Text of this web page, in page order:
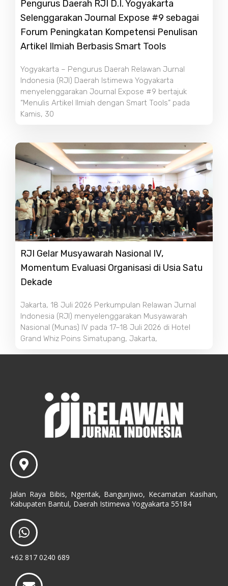
Pengurus Daerah RJI D.I. Yogyakarta
Selenggarakan Journal Expose #9 sebagai
Forum Peningkatan Kompetensi Penulisan
Artikel Ilmiah Berbasis Smart Tools
Yogyakarta – Pengurus Daerah Relawan Jurnal
Indonesia (RJI) Daerah Istimewa Yogyakarta
menyelenggarakan Journal Expose #9 bertajuk
“Menulis Artikel Ilmiah dengan Smart Tools” pada
Kamis, 30
RJI Gelar Musyawarah Nasional IV,
Momentum Evaluasi Organisasi di Usia Satu
Dekade
Jakarta, 18 Juli 2026 Perkumpulan Relawan Jurnal
Indonesia (RJI) menyelenggarakan Musyawarah
Nasional (Munas) IV pada 17–18 Juli 2026 di Hotel
Grand Whiz Poins Simatupang, Jakarta,
Jalan Raya Bibis, Ngentak, Bangunjiwo, Kecamatan Kasihan,
Kabupaten Bantul, Daerah Istimewa Yogyakarta 55184
+62 817 0240 689